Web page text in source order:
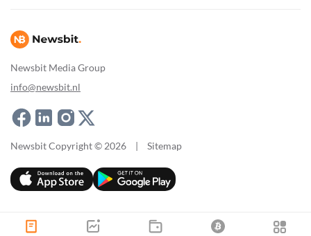
Newsbit Media Group
info@newsbit.nl
Newsbit Copyright © 2026 | Sitemap